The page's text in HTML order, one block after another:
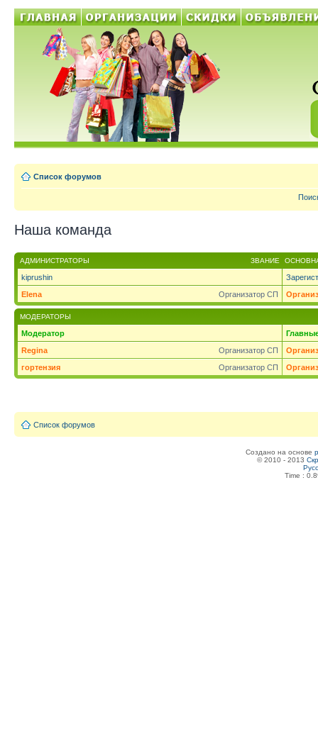
Список форумов
Наша команда
ЗВАНИЕ
АДМИНИСТРАТОРЫ
kiprushin
Организатор СП
Elena
МОДЕРАТОРЫ
Модератор
Организатор СП
Regina
Организатор СП
гортензия
Список форумов
Создано на основе
© 2010 - 2013
Time :